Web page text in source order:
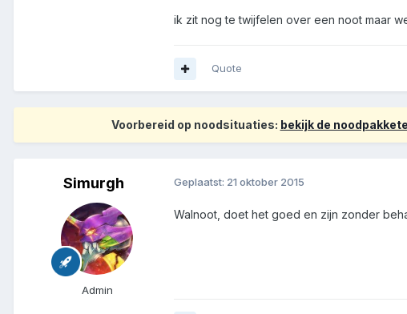
ik zit nog te twijfelen over een noot maar
Quote
Voorbereid op noodsituaties: bekijk de
Simurgh
Admin
Geplaatst: 21 oktober 2015
Walnoot, doet het goed en zijn zonder